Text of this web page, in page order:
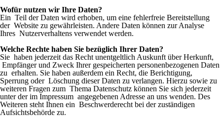
Wofür nutzen wir Ihre Daten?
Ein Teil der Daten wird erhoben, um eine fehlerfreie Bereitstellung
der Website zu gewährleisten. Andere Daten können zur Analyse
Ihres Nutzerverhaltens verwendet werden.
Welche Rechte haben Sie bezüglich Ihrer Daten?
Sie haben jederzeit das Recht unentgeltlich Auskunft über Herkunft,
Empfänger und Zweck Ihrer gespeicherten personenbezogenen Daten
zu erhalten. Sie haben außerdem ein Recht, die Berichtigung,
Sperrung oder Löschung dieser Daten zu verlangen. Hierzu sowie zu
weiteren Fragen zum Thema Datenschutz können Sie sich jederzeit
unter der im Impressum angegebenen Adresse an uns wenden. Des
Weiteren steht Ihnen ein Beschwerderecht bei der zuständigen
Aufsichtsbehörde zu.